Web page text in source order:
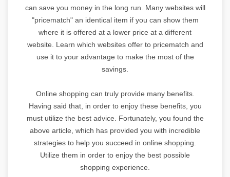
can save you money in the long run. Many websites will
"pricematch" an identical item if you can show them
where it is offered at a lower price at a different
website. Learn which websites offer to pricematch and
use it to your advantage to make the most of the
savings.
Online shopping can truly provide many benefits.
Having said that, in order to enjoy these benefits, you
must utilize the best advice. Fortunately, you found the
above article, which has provided you with incredible
strategies to help you succeed in online shopping.
Utilize them in order to enjoy the best possible
shopping experience.